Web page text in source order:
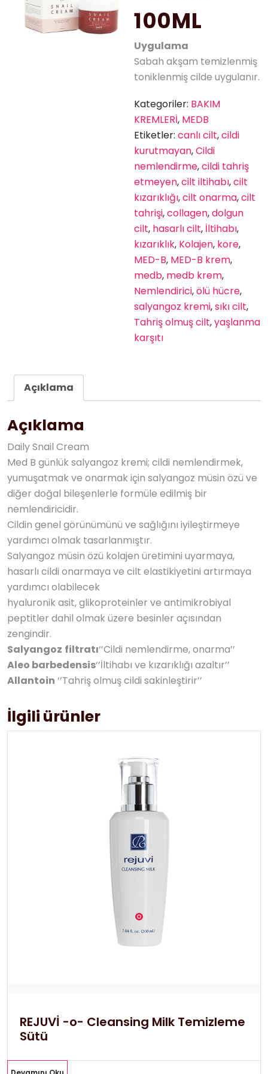
100ML
Uygulama
Sabah akşam temizlenmiş
toniklenmiş cilde uygulanır.
Kategoriler: BAKIM
KREMLERİ, MEDB
Etiketler: canlı cilt,cildi
kurutmayan,Cildi
nemlendirme,cildi tahriş
etmeyen,cilt iltihabı,cilt
kızarıklığı,cilt onarma,cilt
tahrişi,collagen,dolgun
cilt, hasarlı cilt, İltihabı,
kızarıklık, Kolajen, kore,
MED-B, MED-B krem,
medb, medb krem,
Nemlendirici,ölü hücre,
salyangoz kremi,sıkı cilt,
Tahriş olmuş cilt,yaşlanma
karşıtı
Açıklama
Açıklama
Daily Snail Cream
Med B günlük salyangoz kremi; cildi nemlendirmek,
yumuşatmak ve onarmak için salyangoz müsin özü ve
diğer doğal bileşenlerle formüle edilmiş bir
nemlendiricidir.
Cildin genel görünümünü ve sağlığını iyileştirmeye
yardımcı olmak tasarlanmıştır.
Salyangoz müsin özü kolajen üretimini uyarmaya,
hasarlı cildi onarmaya ve cilt elastikiyetini artırmaya
yardımcı olabilecek
hyaluronik asit, glikoproteinler ve antimikrobiyal
peptitler dahil olmak üzere besinler açısından
zengindir.
Salyangoz filtratı‘’Cildi nemlendirme, onarma’’
Aleo barbedensis‘’İltihabı ve kızarıklığı azaltır’’
Allantoin ‘’Tahriş olmuş cildi sakinleştirir’’
İlgili ürünler
REJUVİ -o- Cleansing Milk Temizleme
Sütü